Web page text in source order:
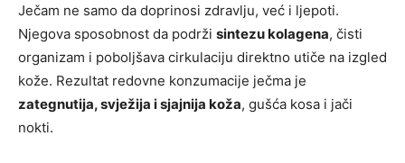
Ječam ne samo da doprinosi zdravlju, već i ljepoti.
Njegova sposobnost da podrži sintezu kolagena, čisti
organizam i poboljšava cirkulaciju direktno utiče na izgled
kože. Rezultat redovne konzumacije ječma je
zategnutija, svježija i sjajnija koža, gušća kosa i jači
nokti.